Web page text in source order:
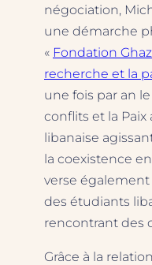
négociation,
une démarche
« Fondation
recherche et la
une fois par an
conflits et la Paix
libanaise
la coexistence
verse également
des étudiants
rencontrant des
Grâce à la